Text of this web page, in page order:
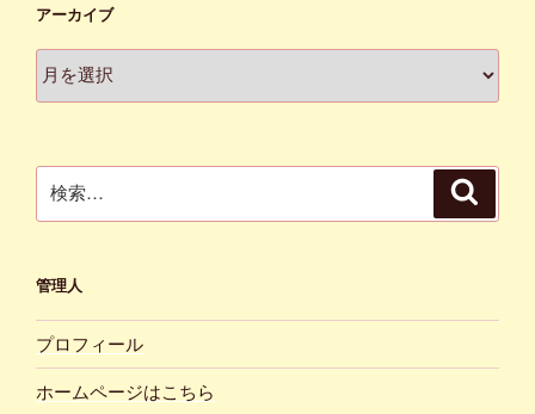
アーカイブ
ー
索:
管理人
プロフィール
ホームページはこちら